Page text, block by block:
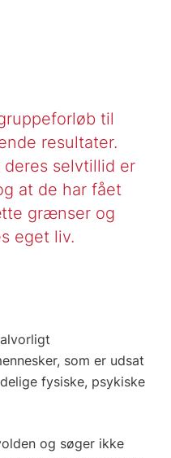
til
resultater.
deres selvtillid er
at de har fået
grænser og
eget liv.
som er udsat
fysiske, psykiske
og søger ikke